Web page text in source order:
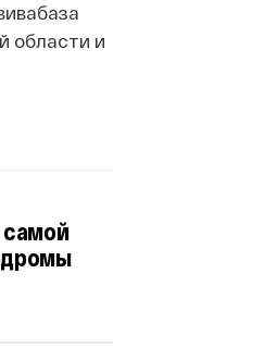
области и
самой